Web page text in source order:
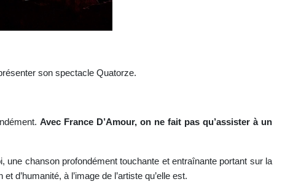
son spectacle Quatorze.
Avec France D’Amour, on ne fait pas qu’assister à un
chanson profondément touchante et entraînante portant sur la
d’humanité, à l’image de l’artiste qu’elle est.